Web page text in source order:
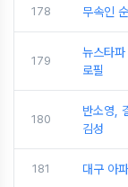
178 무속인
179
뉴스타
로필
180
반소영,
김성
181 대구 아